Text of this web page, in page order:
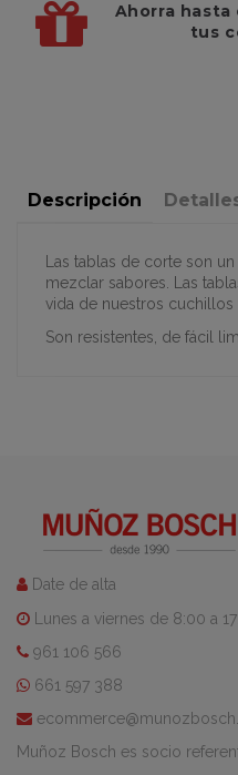
Ahorra hasta
tus
Descripción
Las tablas de corte son
mezclar sabores. Las
vida de nuestros cuchillos
Son resistentes, de fácil
Date de alta
Lunes a viernes de 8:00 a
961 106 566
661 597 388
Muñoz Bosch es socio